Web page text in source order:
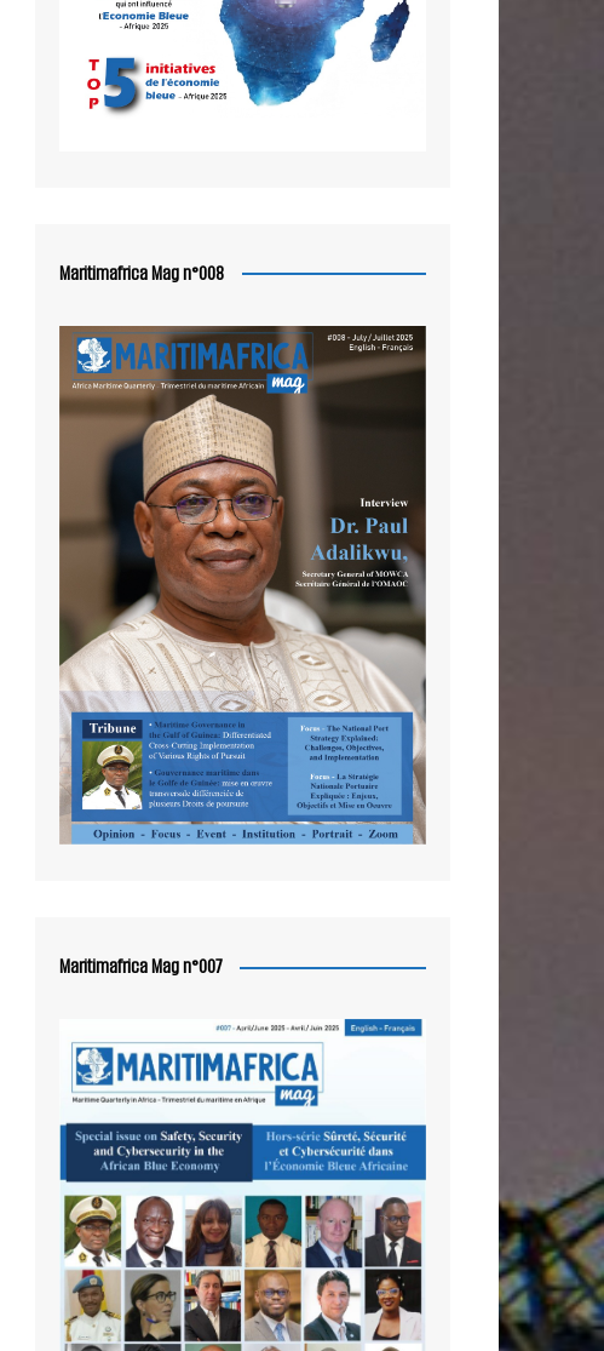
Maritimafrica Mag n°008
Maritimafrica Mag n°007